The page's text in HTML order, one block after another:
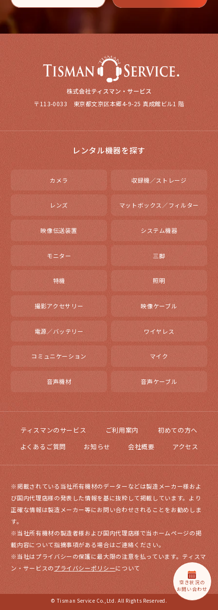
空き状況の
お問い合わせ
〒113-0033 東京都文京区本郷4-9-25 真成館ビル1 階
レンタル機器を探す
カメラ 収録機／ストレージ
レンズ マットボックス／フィルター
映像伝送装置 システム機器
モニター 三脚
特機 照明
撮影アクセサリー 映像ケーブル
電源／バッテリー ワイヤレス
コミュニケーション マイク
音声機材 音声ケーブル
ティスマンのサービス ご利用案内
初めての方へ
よくあるご質問
お知らせ 会社概要 アクセス
※掲載されている当社所有機材のデーターなどは製造メーカー様およ
び国内代理店様の発表した情報を基に抜粋して掲載しています。より
正確な情報は製造メーカー等にお問い合わせされることをお勧めしま
す。
※当社所有機材の製造者様および国内代理店様で当ホームページの掲
載内容について指摘事項がある場合はご連絡ください。
※当社はプライバシーの保護に最大限の注意を払っています。ティスマ
ン・サービスのプライバシーポリシーについて
© Tisman Service Co.,Ltd. All Rights Reserved.